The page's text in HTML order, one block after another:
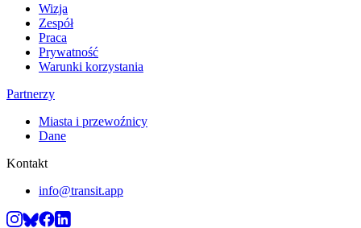
Wizja
Zespół
Praca
Prywatność
Warunki korzystania
Partnerzy
Miasta i przewoźnicy
Dane
Kontakt
info@transit.app